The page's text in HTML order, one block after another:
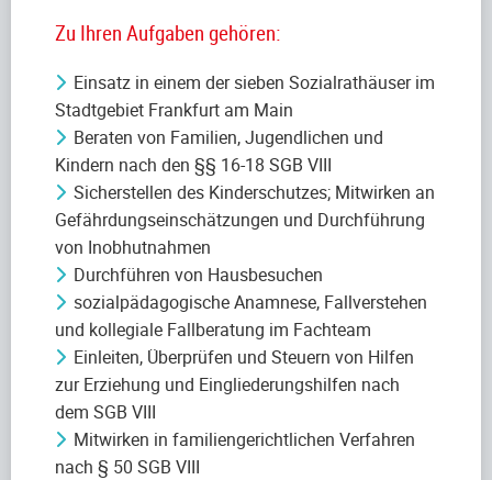
Zu Ihren Aufgaben gehören:
Einsatz in einem der sieben Sozialrathäuser im
Stadtgebiet Frankfurt am Main
Beraten von Familien, Jugendlichen und
Kindern nach den §§ 16-18 SGB VIII
Sicherstellen des Kinderschutzes; Mitwirken an
Gefährdungseinschätzungen und Durchführung
von Inobhutnahmen
Durchführen von Hausbesuchen
sozialpädagogische Anamnese, Fallverstehen
und kollegiale Fallberatung im Fachteam
Einleiten, Überprüfen und Steuern von Hilfen
zur Erziehung und Eingliederungshilfen nach
dem SGB VIII
Mitwirken in familiengerichtlichen Verfahren
nach § 50 SGB VIII